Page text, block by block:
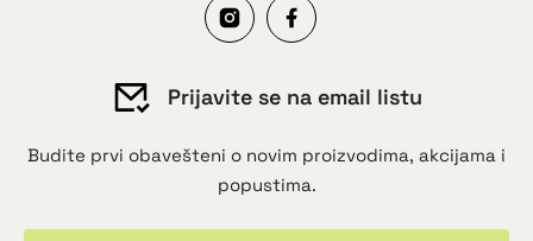
Prijavite se na email listu
Budite prvi obavešteni o novim proizvodima, akcijama i
popustima.